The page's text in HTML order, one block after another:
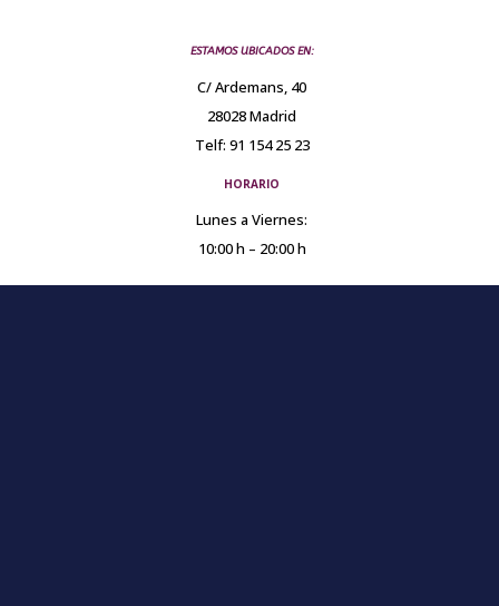
ESTAMOS UBICADOS EN:
C/ Ardemans, 40
28028 Madrid
Telf: 91 154 25 23
HORARIO
Lunes a Viernes:
10:00 h – 20:00 h